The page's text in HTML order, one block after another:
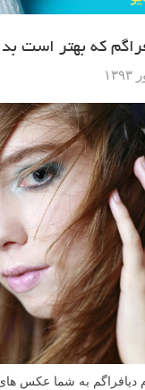
دیافراگم به شما عکس